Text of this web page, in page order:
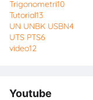
Trigonometri10
Tutorial13
UN UNBK USBN4
UTS PTS6
video12
Youtube